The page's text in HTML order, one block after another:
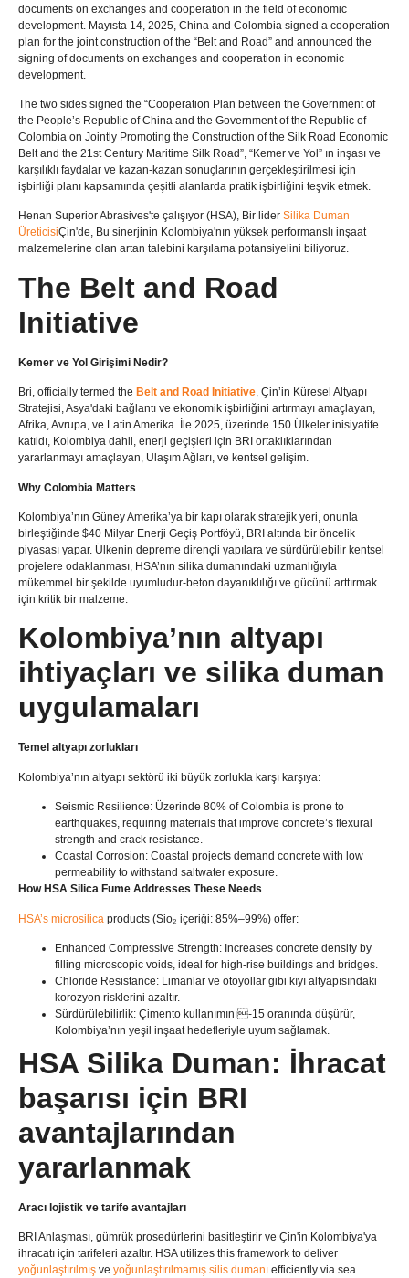
documents on exchanges and cooperation in the field of economic
development. Mayısta 14, 2025, China and Colombia signed a cooperation
plan for the joint construction of the “Belt and Road” and announced the
signing of documents on exchanges and cooperation in economic
development.
The two sides signed the “Cooperation Plan between the Government of
the People’s Republic of China and the Government of the Republic of
Colombia on Jointly Promoting the Construction of the Silk Road Economic
Belt and the 21st Century Maritime Silk Road”, “Kemer ve Yol” ın inşası ve
karşılıklı faydalar ve kazan-kazan sonuçlarının gerçekleştirilmesi için
işbirliği planı kapsamında çeşitli alanlarda pratik işbirliğini teşvik etmek.
Henan Superior Abrasives'te çalışıyor (HSA), Bir lider Silika Duman
ÜreticisiÇin'de, Bu sinerjinin Kolombiya'nın yüksek performanslı inşaat
malzemelerine olan artan talebini karşılama potansiyelini biliyoruz.
​The Belt and Road
Initiative​
Kemer ve Yol Girişimi Nedir?​​
Bri, officially termed the ​ Belt and Road Initiative​, Çin’in Küresel Altyapı
Stratejisi, Asya'daki bağlantı ve ekonomik işbirliğini artırmayı amaçlayan,
Afrika, Avrupa, ve Latin Amerika. İle 2025, üzerinde 150 Ülkeler inisiyatife
katıldı, Kolombiya dahil, enerji geçişleri için BRI ortaklıklarından
yararlanmayı amaçlayan, Ulaşım Ağları, ve kentsel gelişim.
Why Colombia Matters​
Kolombiya’nın Güney Amerika’ya bir kapı olarak stratejik yeri, onunla
birleştiğinde $40 Milyar Enerji Geçiş Portföyü, BRI altında bir öncelik
piyasası yapar. Ülkenin depreme dirençli yapılara ve sürdürülebilir kentsel
projelere odaklanması, HSA’nın silika dumanındaki uzmanlığıyla
mükemmel bir şekilde uyumludur-beton dayanıklılığı ve gücünü arttırmak
için kritik bir malzeme.
Kolombiya’nın altyapı
ihtiyaçları ve silika duman
uygulamaları
Temel altyapı zorlukları
Kolombiya’nın altyapı sektörü iki büyük zorlukla karşı karşıya:
​Seismic Resilience: Üzerinde 80% of Colombia is prone to
earthquakes, requiring materials that improve concrete’s flexural
strength and crack resistance.
​Coastal Corrosion: Coastal projects demand concrete with low
permeability to withstand saltwater exposure.
​How HSA Silica Fume Addresses These Needs​
HSA’s ​microsilica products​ (Sio₂ içeriği: 85%–99%) offer:
​Enhanced Compressive Strength: Increases concrete density by
filling microscopic voids, ideal for high-rise buildings and bridges.
​Chloride Resistance: Limanlar ve otoyollar gibi kıyı altyapısındaki
korozyon risklerini azaltır.
Sürdürülebilirlik: Çimento kullanımını-15 oranında düşürür,
Kolombiya’nın yeşil inşaat hedefleriyle uyum sağlamak.
HSA Silika Duman: İhracat
başarısı için BRI
avantajlarından
yararlanmak
Aracı lojistik ve tarife avantajları
BRI Anlaşması, gümrük prosedürlerini basitleştirir ve Çin'in Kolombiya'ya
ihracatı için tarifeleri azaltır. HSA utilizes this framework to deliver ​
yoğunlaştırılmış ve yoğunlaştırılmamış silis dumanı ​ efficiently via sea